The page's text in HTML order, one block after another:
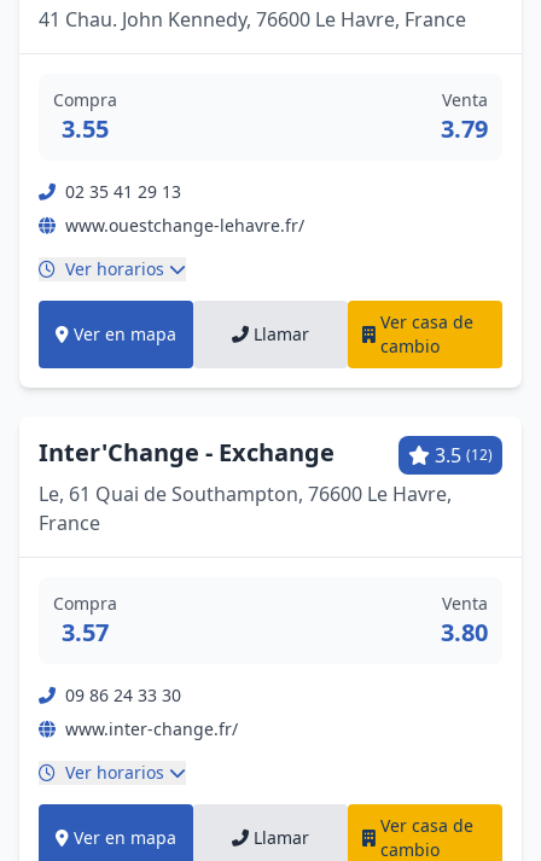
41 Chau. John Kennedy, 76600 Le Havre, France
Compra
3.55
Venta
3.79
02 35 41 29 13
www.ouestchange-lehavre.fr/
Ver horarios
Ver en mapa Llamar
Ver casa de
cambio
Inter'Change - Exchange 3.5 (12)
Le, 61 Quai de Southampton, 76600 Le Havre,
France
Compra
3.57
Venta
3.80
09 86 24 33 30
www.inter-change.fr/
Ver horarios
Ver en mapa Llamar
Ver casa de
cambio